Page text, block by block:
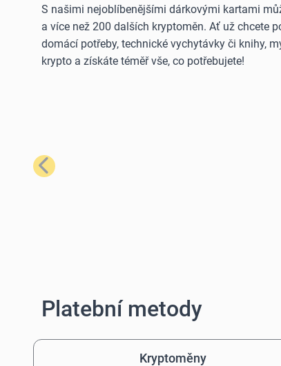
S našimi nejoblíbenějšími dárkovými kartami
a více než 200 dalších kryptoměn. Ať už chcete
domácí potřeby, technické vychytávky či knihy,
krypto a získáte téměř vše, co potřebujete!
Předchozí
Platební metody
Kryptoměny